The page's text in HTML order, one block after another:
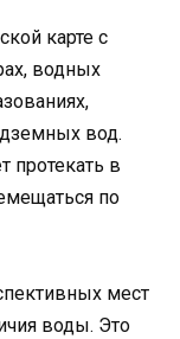
карте с
водных
вод.
протекать в
по
мест
воды. Это